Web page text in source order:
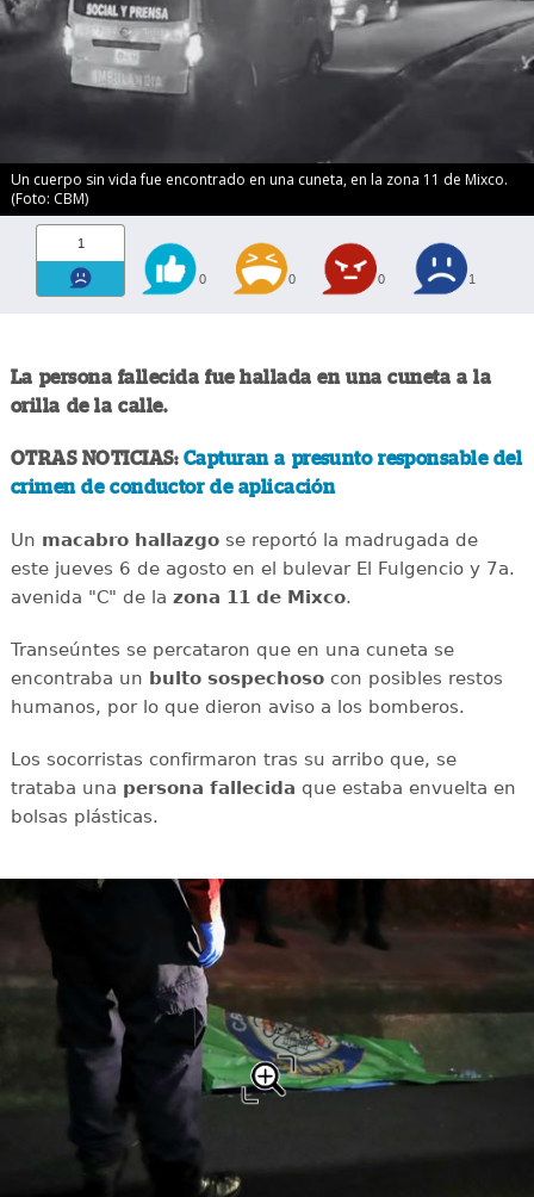
Un cuerpo sin vida fue encontrado en una cuneta, en la zona 11 de Mixco.
(Foto: CBM)
1
0 0 0 1
La persona fallecida fue hallada en una cuneta a la
orilla de la calle.
OTRAS NOTICIAS: Capturan a presunto responsable del
crimen de conductor de aplicación
Un macabro hallazgose reportó la madrugada de
este jueves 6 de agosto en el bulevar El Fulgencio y 7a.
avenida "C" de la zona 11 de Mixco.
Transeúntes se percataron que en una cuneta se
encontraba un bulto sospechosocon posibles restos
humanos, por lo que dieron aviso a los bomberos.
Los socorristas confirmaron tras su arribo que, se
trataba una persona fallecida que estaba envuelta en
bolsas plásticas.